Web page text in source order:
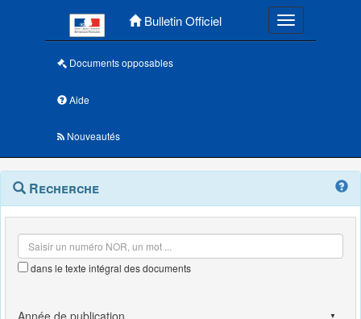
Bulletin Officiel Toggle
Documents opposables
Aide
Nouveautés
Navigation
outils
Menu
contextuel
Recherche
dans le texte intégral des documents